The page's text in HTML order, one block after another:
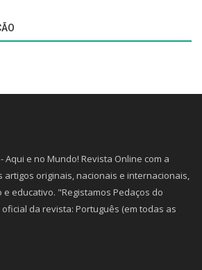
Aqui e no Mundo! Revista Online com a
artigos originais, nacionais e internacionais,
educativo. "Registamos Pedaços do
da revista: Português (em todas as